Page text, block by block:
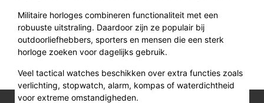
Militaire horloges combineren functionaliteit met een
robuuste uitstraling. Daardoor zijn ze populair bij
outdoorliefhebbers, sporters en mensen die een sterk
horloge zoeken voor dagelijks gebruik.
Veel tactical watches beschikken over extra functies zoals
verlichting, stopwatch, alarm, kompas of waterdichtheid
voor extreme omstandigheden.